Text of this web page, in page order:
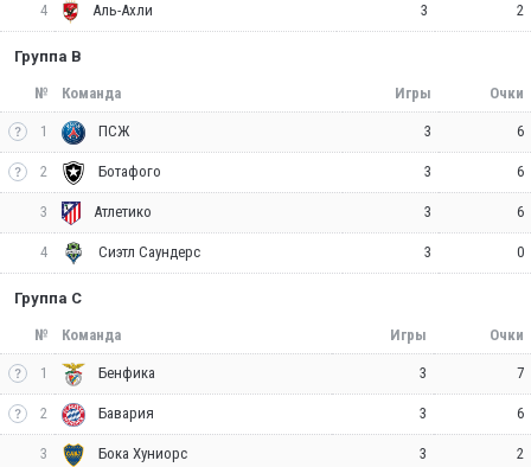
4 Аль-Ахли 3 2
Группа B
№ Команда Игры Очки
1 ПСЖ 3 6
2 Ботафого 3 6
3 Атлетико 3 6
4 Сиэтл Саундерс 3 0
Группа C
№ Команда Игры Очки
1 Бенфика 3 7
2 Бавария 3 6
3 Бока Хуниорс 3 2